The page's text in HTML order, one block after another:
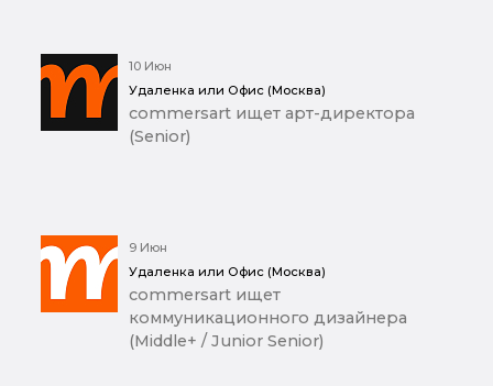
10 Июн
Удаленка или Офис (Москва)
commersart ищет арт-директора
(Senior)
9 Июн
Удаленка или Офис (Москва)
commersart ищет
коммуникационного дизайнера
(Middle+ / Junior Senior)